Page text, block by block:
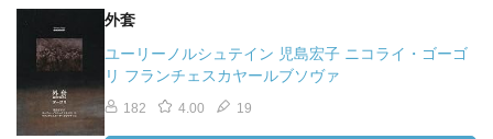
外套
ユーリーノルシュテイン 児島宏子 ニコライ・ゴーゴ
リ フランチェスカヤールブソヴァ
182 4.00 19